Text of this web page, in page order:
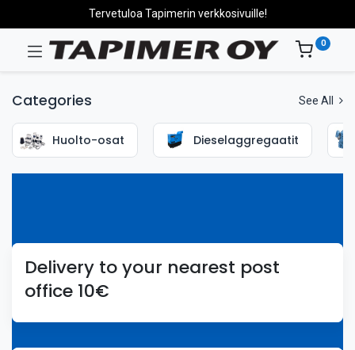
Tervetuloa Tapimerin verkkosivuille!
0
Categories See All
Huolto-osat Dieselaggregaatit
Delivery to your nearest post
office 10€